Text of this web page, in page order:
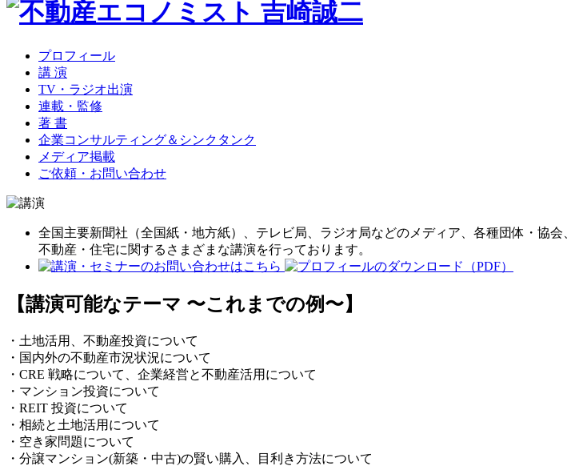
プロフィール
講 演
TV・ラジオ出演
連載・監修
著 書
企業コンサルティング＆シンクタンク
メディア掲載
ご依頼・お問い合わせ
全国主要新聞社（全国紙・地方紙）、テレビ局、ラジオ局などのメディア、各種団体・協
不動産・住宅に関するさまざまな講演を行っております。
【講演可能なテーマ 〜これまでの例〜】
・土地活用、不動産投資について
・国内外の不動産市況状況について
・CRE 戦略について、企業経営と不動産活用について
・マンション投資について
・REIT 投資について
・相続と土地活用について
・空き家問題について
・分譲マンション(新築・中古)の賢い購入、目利き方法について